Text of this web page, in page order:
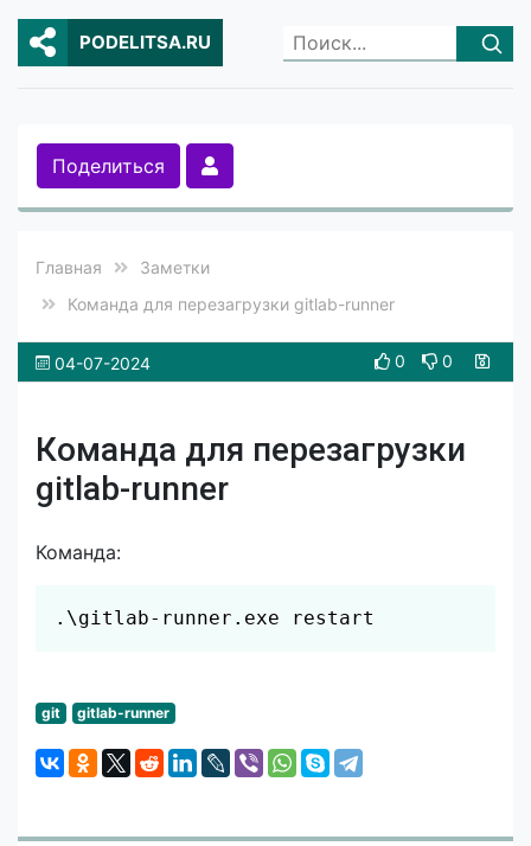
PODELITSA.RU
Поделиться
Главная
Заметки
Команда для перезагрузки gitlab-runner
04-07-2024 0 0
Команда для перезагрузки
gitlab-runner
Команда:
.\gitlab-runner.exe restart
git gitlab-runner